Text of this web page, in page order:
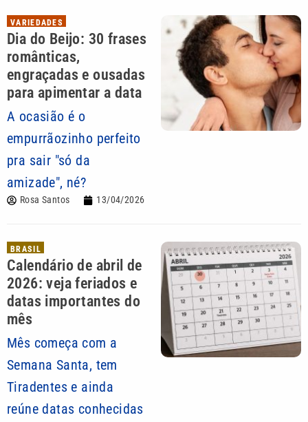
VARIEDADES
Dia do Beijo: 30 frases
românticas,
engraçadas e ousadas
para apimentar a data
A ocasião é o
empurrãozinho perfeito
pra sair "só da
amizade", né?
Rosa Santos 13/04/2026
BRASIL
Calendário de abril de
2026: veja feriados e
datas importantes do
mês
Mês começa com a
Semana Santa, tem
Tiradentes e ainda
reúne datas conhecidas